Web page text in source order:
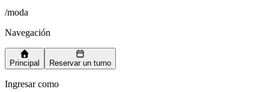
/moda
Navegación
Principal Reservar un turno
Ingresar como